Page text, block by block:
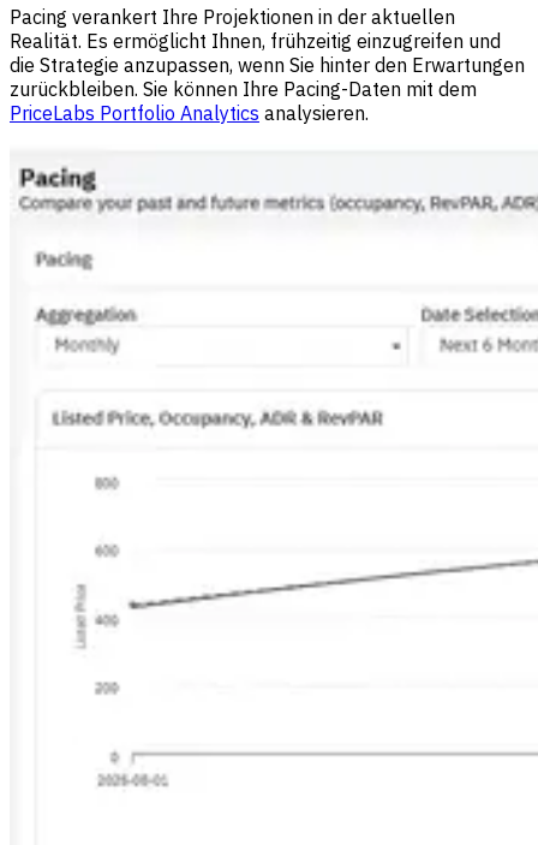
Pacing verankert Ihre Projektionen in der aktuellen
Realität. Es ermöglicht Ihnen, frühzeitig einzugreifen und
die Strategie anzupassen, wenn Sie hinter den Erwartungen
zurückbleiben. Sie können Ihre Pacing-Daten mit dem
PriceLabs Portfolio Analytics analysieren.